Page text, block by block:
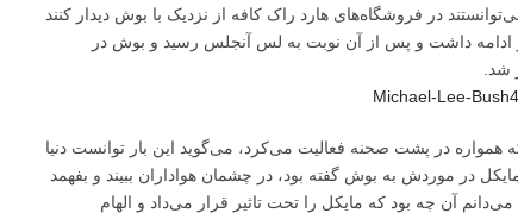
در فروشگاه‌های هارد راک کافه از نزدیک با بوش دیدار کنند
امضای او خریداری نمایند. این تور تا ۱۴ نوامبر ادامه داشت و پس از آن نوبت به لس آنجلس رسید و بوش در
همواره در پشت صحنه فعالیت می‌کرد، می‌گوید این بار توانست دنیا
در موردش به بوش گفته بود، در چشمان هواداران ببیند و بفهمد
آن چه بود که مایکل را تحت تاثیر قرار می‌داد و الهام